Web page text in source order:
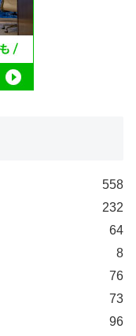
558
232
64
8
76
73
96